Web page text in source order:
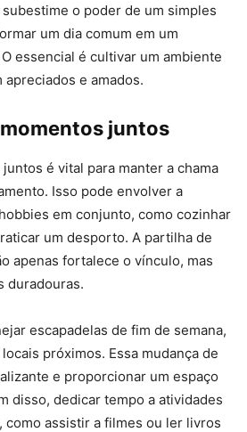
o poder de um simples
um dia comum em um
essencial é cultivar um ambiente
e amados.
juntos
é vital para manter a chama
Isso pode envolver a
em conjunto, como cozinhar
um desporto. A partilha de
apenas fortalece o vínculo, mas
duradouras.
escapadelas de fim de semana,
próximos. Essa mudança de
e proporcionar um espaço
disso, dedicar tempo a atividades
como assistir a filmes ou ler livros